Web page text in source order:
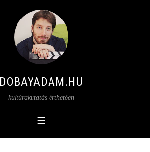
DOBAYADAM.HU
kultúrakutatás érthetően